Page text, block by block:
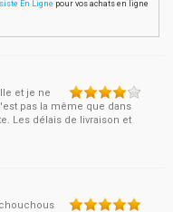
En Ligne pour vos achats en ligne
et je ne
pas la même que dans
Les délais de livraison et